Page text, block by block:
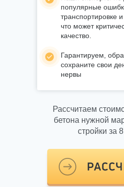
популярные
транспортировке
что может
качество.
Гарантируем,
сохраните свои
нервы
Рассчитаем
бетона нужной
стройки за